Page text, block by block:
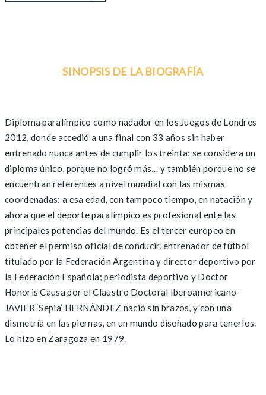
SINOPSIS DE LA BIOGRAFÍA
Diploma paralímpico como nadador en los Juegos de Londres
2012, donde accedió a una final con 33 años sin haber
entrenado nunca antes de cumplir los treinta: se considera un
diploma único, porque no logró más… y también porque no se
encuentran referentes a nivel mundial con las mismas
coordenadas: a esa edad, con tampoco tiempo, en natación y
ahora que el deporte paralímpico es profesional ente las
principales potencias del mundo. Es el tercer europeo en
obtener el permiso oficial de conducir, entrenador de fútbol
titulado por la Federación Argentina y director deportivo por
la Federación Española; periodista deportivo y Doctor
Honoris Causa por el Claustro Doctoral Iberoamericano-
JAVIER ‘Sepia’ HERNÁNDEZ nació sin brazos, y con una
dismetría en las piernas, en un mundo diseñado para tenerlos.
Lo hizo en Zaragoza en 1979.